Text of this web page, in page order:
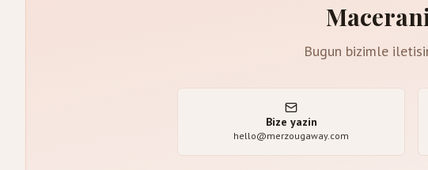
Bugun bizimle
Bize yazin
hello@merzougaway.com